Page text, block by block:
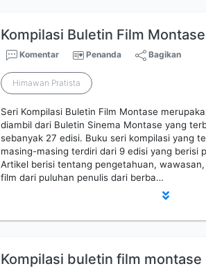
Kompilasi Buletin Film
Komentar Penanda Bagikan
Himawan Pratista
Seri Kompilasi Buletin Film Montase
diambil dari Buletin Sinema Montase yang
sebanyak 27 edisi. Buku seri kompilasi yang
masing-masing terdiri dari 9 edisi yang berisi
Artikel berisi tentang pengetahuan,
film dari puluhan penulis dari berba…
Kompilasi buletin film montase